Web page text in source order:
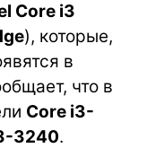
Core i3
), которые,
в
что в
Core i3-
3240.